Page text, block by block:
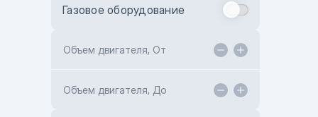
Toyota Kokshetau
Hyundai ShymCity
Газовое оборудование
Объем двигателя, От
Объем двигателя, До